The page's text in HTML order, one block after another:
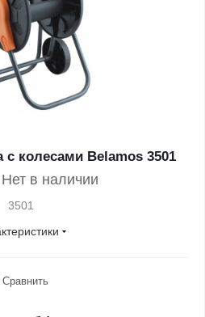
колесами Belamos 3501
Нет в наличии
3501
Сравнить